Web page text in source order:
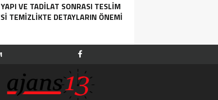
VE TADILAT SONRASI TESLIM
TEMIZLIKTE DETAYLARIN ÖNEMI